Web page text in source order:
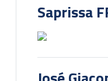
Saprissa